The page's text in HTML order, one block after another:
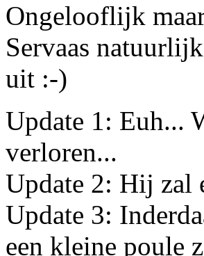
Ongelooflijk
Servaas
uit :-)
Update 1: Euh...
verloren...
Update 2: Hij zal
Update 3:
een kleine poule